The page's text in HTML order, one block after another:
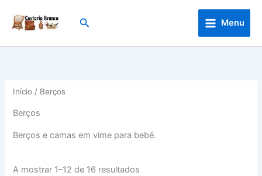
content
Search Menu
Início / Berços
Berços
Berços e camas em vime para bebé.
A mostrar 1–12 de 16 resultados